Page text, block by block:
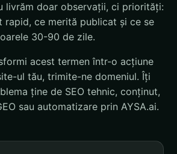
livrăm doar observații, ci priorități:
rapid, ce merită publicat și ce se
30-90 de zile.
acest termen într-o acțiune
ul tău, trimite-ne domeniul. Îți
ține de SEO tehnic, conținut,
sau automatizare prin AYSA.ai.